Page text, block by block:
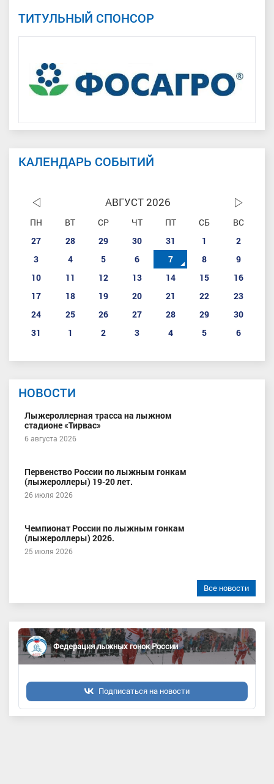
ТИТУЛЬНЫЙ СПОНСОР
КАЛЕНДАРЬ СОБЫТИЙ
АВГУСТ 2026
ПН ВТ СР ЧТ ПТ СБ
ВС
27
28 29 30 31 1
2
3
4 5 6 7 8
9
10
11 12 13 14 15
16
17
18 19 20 21 22
23
24
25 26 27 28 29
30
31
1 2 3 4 5 6
НОВОСТИ
Лыжероллерная трасса на лыжном
стадионе «Тирвас»
6 августа 2026
Первенство России по лыжным гонкам
(лыжероллеры) 19-20 лет.
26 июля 2026
Чемпионат России по лыжным гонкам
(лыжероллеры) 2026.
25 июля 2026
Все новости
Федерация лыжных гонок России
Подписаться на новости